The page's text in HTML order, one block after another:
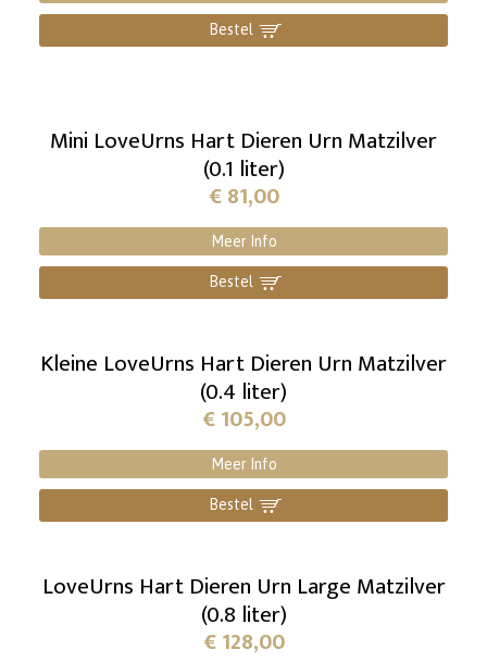
Bestel ]
Mini LoveUrns Hart Dieren Urn Matzilver
(0.1 liter)
€81,00
Meer Info
Bestel ]
Kleine LoveUrns Hart Dieren Urn Matzilver
(0.4 liter)
€105,00
Meer Info
Bestel ]
LoveUrns Hart Dieren Urn Large Matzilver
(0.8 liter)
€128,00